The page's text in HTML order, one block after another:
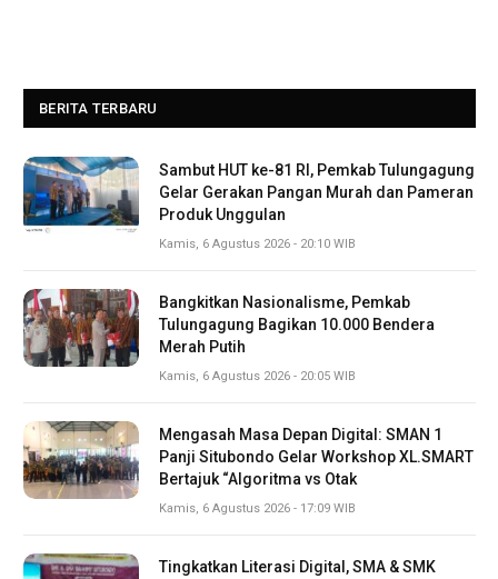
BERITA TERBARU
Sambut HUT ke-81 RI, Pemkab Tulungagung
Gelar Gerakan Pangan Murah dan Pameran
Produk Unggulan
Kamis, 6 Agustus 2026 - 20:10 WIB
Bangkitkan Nasionalisme, Pemkab
Tulungagung Bagikan 10.000 Bendera
Merah Putih
Kamis, 6 Agustus 2026 - 20:05 WIB
Mengasah Masa Depan Digital: SMAN 1
Panji Situbondo Gelar Workshop XL.SMART
Bertajuk “Algoritma vs Otak
Kamis, 6 Agustus 2026 - 17:09 WIB
Tingkatkan Literasi Digital, SMA & SMK